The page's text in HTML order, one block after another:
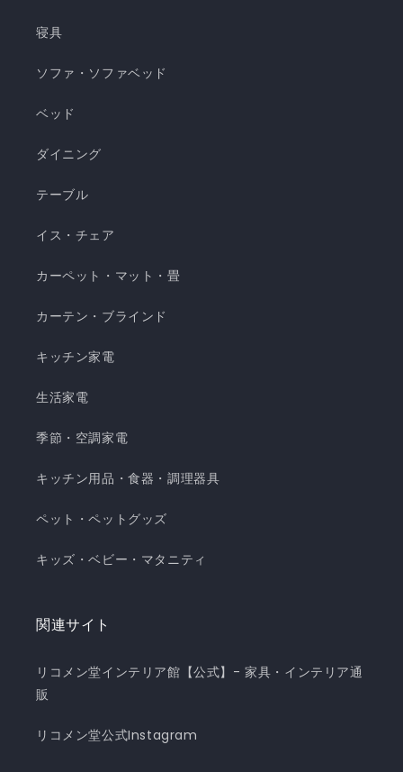
ケット ・選べる4サイズ(ハーフ/シングル/セミダ
シブル仕様 ・柔らかくてとろっとしたくしゅくし
濯できてお手入れ簡単 瞬間避暑地 くしゅくしゅケ
暑地 くしゅくしゅケット SD...
寝具
ソファ・ソファベッド
ベッド
ダイニング
テーブル
イス・チェア
カーペット・マット・畳
カーテン・ブラインド
キッチン家電
生活家電
季節・空調家電
キッチン用品・食器・調理器具
ペット・ペットグッズ
キッズ・ベビー・マタニティ
関連サイト
リコメン堂インテリア館【公式】- 家具・インテリア通
販
リコメン堂公式Instagram